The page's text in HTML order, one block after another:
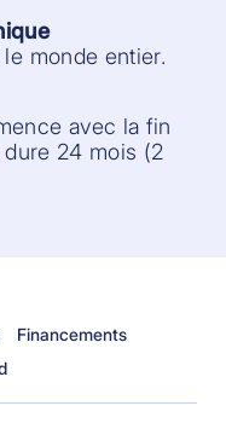
le monde entier.
avec la fin
24 mois (2
Financements